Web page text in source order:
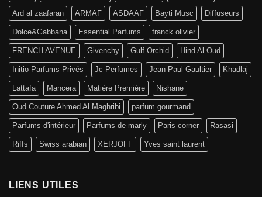
Ard al zaafaran ARMAF ASDAAF Bayti Musc Diffuseurs
Dolce&Gabbana Essential Parfums franck olivier
FRENCH AVENUE Givenchy Gulf Orchid Hind Al Oud
Initio Parfums Privés Jc Perfumes Jean Paul Gaultier Khadlaj
Lattafa Mancera Matière Première Nishane
Oud Couture Ahmed Al Maghribi parfum gourmand
Parfums d'intérieur Parfums de marly Paris corner Rasasi
Riffs Swiss arabian XERJOFF Yves saint laurent
LIENS UTILES